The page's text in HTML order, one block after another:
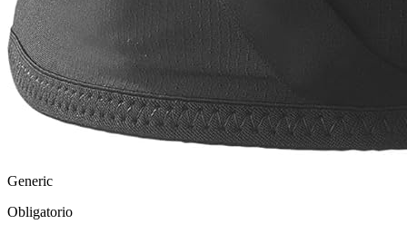
Generic
Obligatorio